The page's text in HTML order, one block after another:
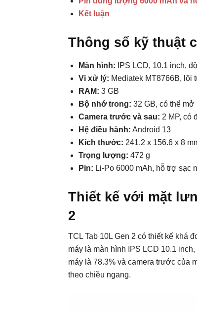
Kết luận
Thông số kỹ thuật
Màn hình: IPS LCD, 10.1 inch,
Vi xử lý: Mediatek MT8766B, lõi
RAM: 3 GB
Bộ nhớ trong: 32 GB, có thể
Camera trước và sau: 2 MP, có
Hệ điều hành: Android 13
Kích thước: 241.2 x 156.6 x 8
Trọng lượng: 472 g
Pin: Li-Po 6000 mAh, hỗ trợ sạc
Thiết kế với mặt
2
TCL Tab 10L Gen 2 có thiết kế khá
máy là màn hình IPS LCD 10.1
máy là 78.3% và camera trước của
theo chiều ngang.